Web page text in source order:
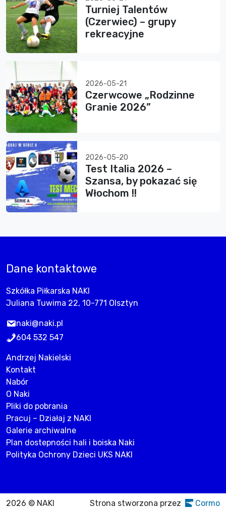
Turniej Talentów
(Czerwiec) – grupy
rekreacyjne
2026-05-21
Czerwcowe „Rodzinne
Granie 2026”
2026-05-20
Test Italia 2026 –
Szansa, by pokazać się
Włochom !!
Dane kontaktowe
Szkółka Piłkarska NAKI
Juliana Tuwima 22, 10-771 Olsztyn
naki@naki.pl
604 532 547
Andrzej Nakielski
Kontakt
Nabór
O Naki
Pliki do pobrania
Pracuj – Działaj z NAKI
Galerie archiwalne
Plan dostepności hali i boiska Naki
Polityka Ochrony Dzieci UKS NAKI
2026 © NAKI Strona stworzona przez Cormo